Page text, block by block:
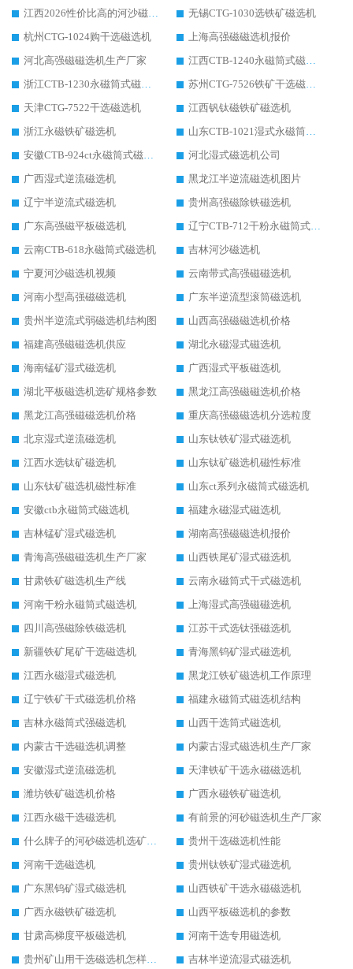
江西2026性价比高的河沙磁选机生产厂家工作原理(通俗 + 专业双版，适配产品文案/介绍使用)
无锡CTG-1030选铁矿磁选机
杭州CTG-1024购干选磁选机
上海高强磁磁选机报价
河北高强磁磁选机生产厂家
江西CTB-1240永磁筒式磁选机厂家
浙江CTB-1230永磁筒式磁选机生产厂家
苏州CTG-7526铁矿干选磁选机
天津CTG-7522干选磁选机
江西钒钛磁铁矿磁选机
浙江永磁铁矿磁选机
山东CTB-1021湿式永磁筒式磁选机
安徽CTB-924ct永磁筒式磁选机
河北湿式磁选机公司
广西湿式逆流磁选机
黑龙江半逆流磁选机图片
辽宁半逆流式磁选机
贵州高强磁除铁磁选机
广东高强磁平板磁选机
辽宁CTB-712干粉永磁筒式磁选机
云南CTB-618永磁筒式磁选机
吉林河沙磁选机
宁夏河沙磁选机视频
云南带式高强磁磁选机
河南小型高强磁磁选机
广东半逆流型滚筒磁选机
贵州半逆流式弱磁选机结构图
山西高强磁磁选机价格
福建高强磁磁选机供应
湖北永磁湿式磁选机
海南锰矿湿式磁选机
广西湿式平板磁选机
湖北平板磁选机选矿规格参数
黑龙江高强磁磁选机价格
黑龙江高强磁磁选机价格
重庆高强磁磁选机分选粒度
北京湿式逆流磁选机
山东钛铁矿湿式磁选机
江西水选钛矿磁选机
山东钛矿磁选机磁性标准
山东钛矿磁选机磁性标准
山东ct系列永磁筒式磁选机
安徽ctb永磁筒式磁选机
福建永磁湿式磁选机
吉林锰矿湿式磁选机
湖南高强磁磁选机报价
青海高强磁磁选机生产厂家
山西铁尾矿湿式磁选机
甘肃铁矿磁选机生产线
云南永磁筒式干式磁选机
河南干粉永磁筒式磁选机
上海湿式高强磁磁选机
四川高强磁除铁磁选机
江苏干式选钛强磁选机
新疆铁矿尾矿干选磁选机
青海黑钨矿湿式磁选机
江西永磁湿式磁选机
黑龙江铁矿磁选机工作原理
辽宁铁矿干式磁选机价格
福建永磁筒式磁选机结构
吉林永磁筒式强磁选机
山西干选筒式磁选机
内蒙古干选磁选机调整
内蒙古湿式磁选机生产厂家
安徽湿式逆流磁选机
天津铁矿干选永磁磁选机
潍坊铁矿磁选机价格
广西永磁铁矿磁选机
江西永磁干选磁选机
有前景的河砂磁选机生产厂家
什么牌子的河砂磁选机选矿效果好
贵州干选磁选机性能
河南干选磁选机
贵州钛铁矿湿式磁选机
广东黑钨矿湿式磁选机
山西铁矿干选永磁磁选机
广西永磁铁矿磁选机
山西平板磁选机的参数
甘肃高梯度平板磁选机
河南干选专用磁选机
贵州矿山用干选磁选机怎样调磁
吉林半逆流湿式磁选机